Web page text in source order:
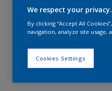
We respect your privacy.
By clicking “Accept All
navigation, analyze site usage,
Cookies Settings